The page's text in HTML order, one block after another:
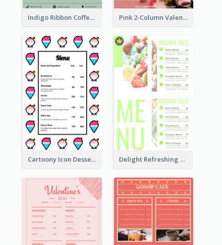
Indigo Ribbon Coffee House Menu Design Pink 2-Column Valentine's Day Menu For Tea
Cartoony Icon Dessert Menu Design Ideas Delight Refreshing Green Menu Design Idea